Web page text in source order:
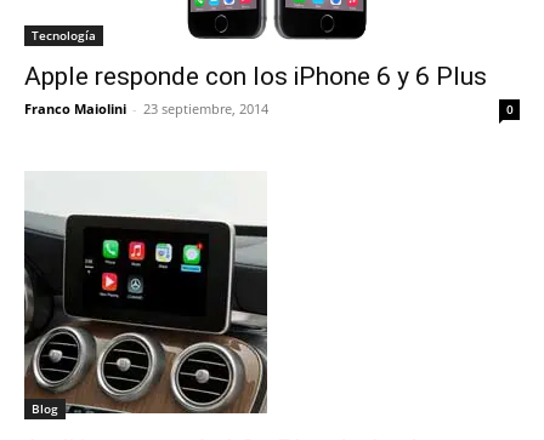
Tecnología
Apple responde con los iPhone 6 y 6 Plus
Franco Maiolini - 23 septiembre, 2014 0
Blog